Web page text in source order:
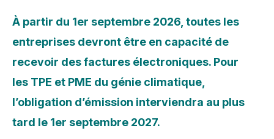
À partir du 1er septembre 2026, toutes les
entreprises devront être en capacité de
recevoir des factures électroniques. Pour
les TPE et PME du génie climatique,
l’obligation d’émission interviendra au plus
tard le 1er septembre 2027.